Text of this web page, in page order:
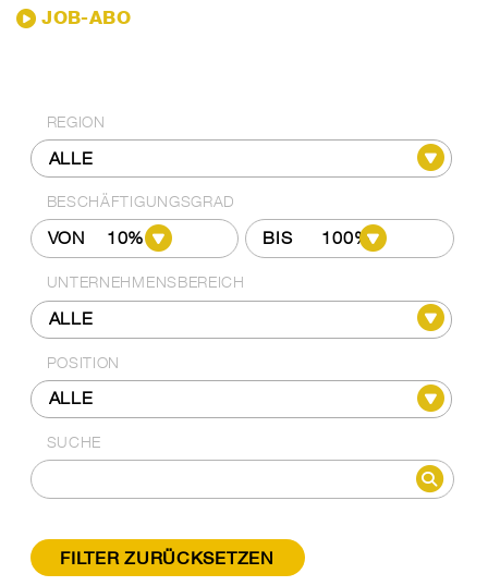
JOB-ABO
REGION
BESCHÄFTIGUNGSGRAD
VON BIS
UNTERNEHMENSBEREICH
POSITION
SUCHE
FILTER ZURÜCKSETZEN